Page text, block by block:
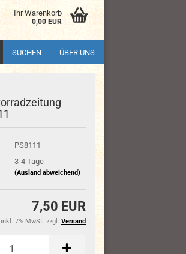
Ihr Warenkorb
0,00 EUR
SUCHEN ÜBER UNS
PS8111
3-4 Tage
(Ausland abweichend)
7,50 EUR
inkl. 7% MwSt. zzgl. Versand